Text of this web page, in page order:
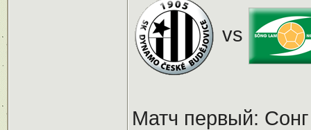
vs
Матч первый: